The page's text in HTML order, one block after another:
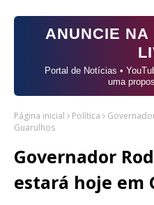
ANUNCIE NA
Portal de Notícias •
uma
Página inicial Política
Guarulhos
Governador
estará hoje em